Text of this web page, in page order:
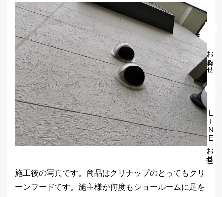
施工後の写真です。商品はクリナップのとってもクリ
ーンフードです。施主様が何度もショールームに足を
お問合わせ
LINEお問合せ